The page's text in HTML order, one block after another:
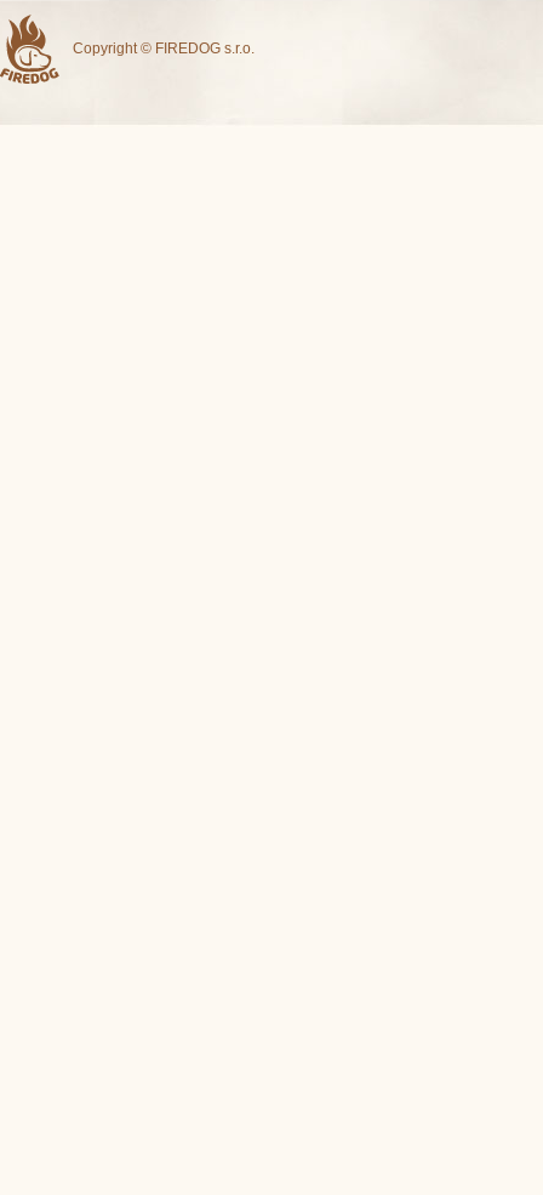
Copyright © FIREDOG s.r.o.